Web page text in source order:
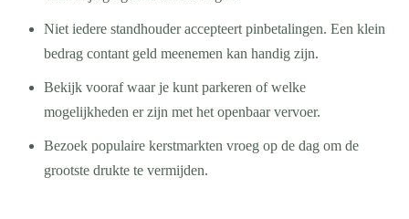
Niet iedere standhouder accepteert pinbetalingen. Een klein
bedrag contant geld meenemen kan handig zijn.
Bekijk vooraf waar je kunt parkeren of welke
mogelijkheden er zijn met het openbaar vervoer.
Bezoek populaire kerstmarkten vroeg op de dag om de
grootste drukte te vermijden.